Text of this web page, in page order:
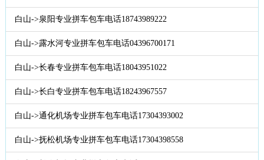
白山->泉阳专业拼车包车电话18743989222
白山->露水河专业拼车包车电话04396700171
白山->长春专业拼车包车电话18043951022
白山->长白专业拼车包车电话18243967557
白山->通化机场专业拼车包车电话17304393002
白山->抚松机场专业拼车包车电话17304398558